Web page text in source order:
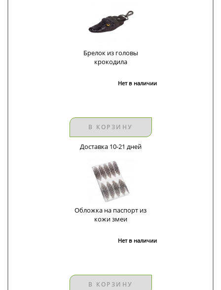
Брелок из головы
крокодила
Нет в наличии
В КОРЗИНУ
Доставка 10-21 дней
Обложка на паспорт из
кожи змеи
Нет в наличии
В КОРЗИНУ